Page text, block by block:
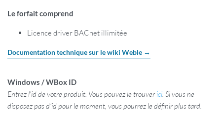
Le forfait comprend
Licence driver BACnet illimitée
Documentation technique sur le wiki Weble →
Windows / WBox ID
Entrez l'id de votre produit. Vous pouvez le trouver ici . Si vous ne
disposez pas d'id pour le moment, vous pourrez le définir plus tard.